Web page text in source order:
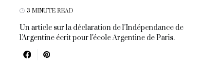
3 MINUTE READ
Un article sur la déclaration de l'Indépendance de
l'Argentine écrit pour l'école Argentine de Paris.